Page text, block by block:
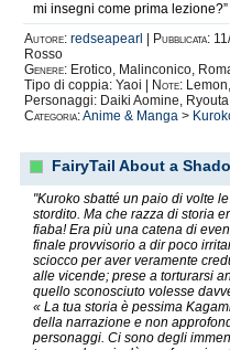
mi insegni come prima lezione?”
Autore: redseapearl Pubblicata:
Rosso
Genere: Erotico, Malinconico,
Tipo di coppia: Yaoi |
Note:
Personaggi: Daiki Aomine,
Categoria:Anime & Manga >
FairyTail About a
"Kuroko sbatté un paio di volte
stordito. Ma che razza di storia
fiaba! Era più una catena di
finale provvisorio a dir poco
sciocco per aver veramente
alle vicende; prese a torturarsi
quello sconosciuto volesse
« La tua storia è pessima
della narrazione e non
personaggi. Ci sono degli